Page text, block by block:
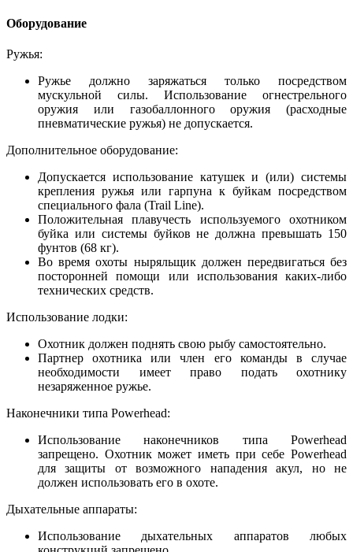
Оборудование
Ружья:
Ружье должно заряжаться только посредством
мускульной силы. Использование огнестрельного
оружия или газобаллонного оружия (расходные
пневматические ружья) не допускается.
Дополнительное оборудование:
Допускается использование катушек и (или) системы
крепления ружья или гарпуна к буйкам посредством
специального фала (Trail Line).
Положительная плавучесть используемого охотником
буйка или системы буйков не должна превышать 150
фунтов (68 кг).
Во время охоты ныряльщик должен передвигаться без
посторонней помощи или использования каких-либо
технических средств.
Использование лодки:
Охотник должен поднять свою рыбу самостоятельно.
Партнер охотника или член его команды в случае
необходимости имеет право подать охотнику
незаряженное ружье.
Наконечники типа Powerhead:
Использование наконечников типа Powerhead
запрещено. Охотник может иметь при себе Powerhead
для защиты от возможного нападения акул, но не
должен использовать его в охоте.
Дыхательные аппараты:
Использование дыхательных аппаратов любых